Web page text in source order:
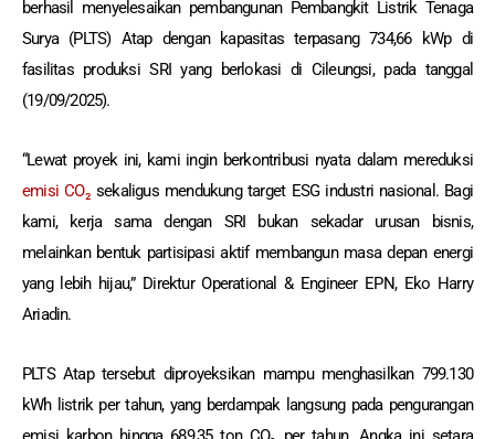
berhasil menyelesaikan pembangunan Pembangkit Listrik Tenaga
Surya (PLTS) Atap dengan kapasitas terpasang 734,66 kWp di
fasilitas produksi SRI yang berlokasi di Cileungsi, pada tanggal
(19/09/2025).
“Lewat proyek ini, kami ingin berkontribusi nyata dalam mereduksi
emisi CO₂sekaligus mendukung target ESG industri nasional. Bagi
kami, kerja sama dengan SRI bukan sekadar urusan bisnis,
melainkan bentuk partisipasi aktif membangun masa depan energi
yang lebih hijau,” Direktur Operational & Engineer EPN, Eko Harry
Ariadin.
PLTS Atap tersebut diproyeksikan mampu menghasilkan 799.130
kWh listrik per tahun, yang berdampak langsung pada pengurangan